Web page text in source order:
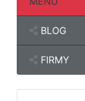
BLOG
FIRMY